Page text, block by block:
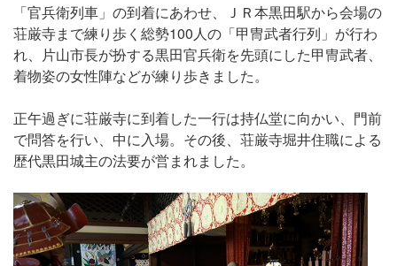
「官兵衛列車」の到着にあわせ、ＪＲ本黒田駅から会場の
荘厳寺まで練り歩く総勢100人の「甲冑武者行列」が行わ
れ、片山市長が扮する黒田官兵衛を先頭にした甲冑武者、
着物姿の女性陣などが練り歩きました。
正午過ぎに荘厳寺に到着した一行は持仏堂に向かい、門前
で問答を行い、中に入場。その後、荘厳寺堀井住職による
歴代黒田城主の法要が営まれました。